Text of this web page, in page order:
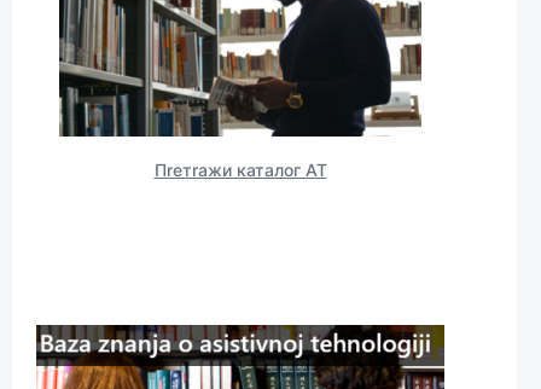
Пreтrажи каталог АТ